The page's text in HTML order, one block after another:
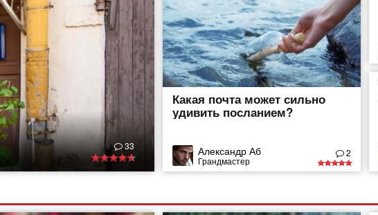
33
Какая почта может сильно
удивить посланием?
Александр Аб
Грандмастер
2